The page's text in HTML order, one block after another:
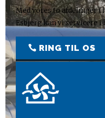
Med vores to afdelinger i
Esbjerg kan vi servicere i
RING TIL OS